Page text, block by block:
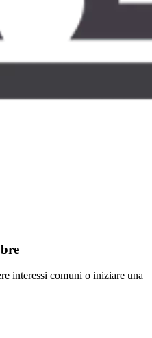
interessi comuni o iniziare una